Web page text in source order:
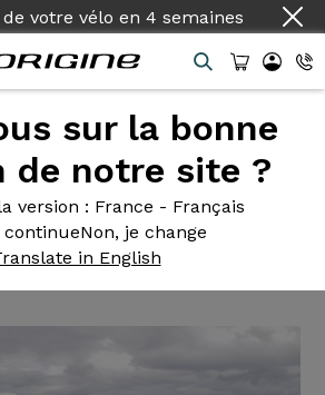
votre vélo en 4 semaines
sur la bonne
de notre site ?
version : France - Français
continueNon, je change
in English
II 350 - Ultegra R8000 -
- Ultegra
Pro Exalith